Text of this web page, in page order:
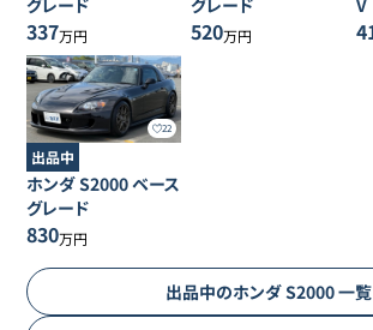
グレード
337万円
グレード
520万円
V
22
出品中
ホンダS2000ベース
グレード
830万円
出品中のホンダS2000一覧